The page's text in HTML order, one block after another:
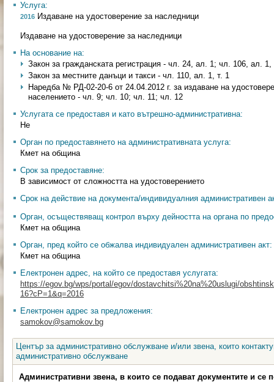
Услуга:
2016 Издаване на удостоверение за наследници
Издаване на удостоверение за наследници
На основание на:
Закон за гражданската регистрация - чл. 24, ал. 1; чл. 106, ал.
Закон за местните данъци и такси - чл. 110, ал. 1, т. 1
Наредба № РД-02-20-6 от 24.04.2012 г. за издаване на
населението - чл. 9; чл. 10; чл. 11; чл. 12
Услугата се предоставя и като вътрешно-административна:
Не
Орган по предоставянето на административната услуга:
Кмет на община
Срок за предоставяне:
В зависимост от сложността на удостоверението
Срок на действие на документа/индивидуалния административен
Орган, осъществяващ контрол върху дейността на органа по
Кмет на община
Орган, пред който се обжалва индивидуален административен акт:
Кмет на община
Електронен адрес, на който се предоставя услугата:
https://egov.bg/wps/portal/egov/dostavchitsi%20na%20uslugi/
16?cP=1&q=2016
Електронен адрес за предложения:
samokov@samokov.bg
Център за административно обслужване и/или звена, които
административно обслужване
Административни звена, в които се подават документите и се